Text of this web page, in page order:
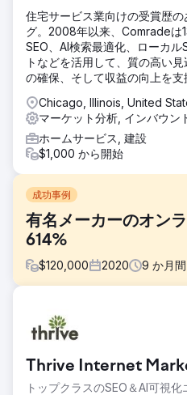
住宅サービス業向けの受賞歴
グ。2008年以来、Comradeは
SEO、AI検索最適化、ローカ
トなどを活用して、質の高い
の確保、そして収益の向上を支
Chicago, Illinois, United
マーケット分析, インバウン
ホームサービス, 建設
$1,000 から開始
成功事例
有名メーカーのオン
614%
$120,000 2020 9 か月間
2020 年初頭、ある有名なス
努力にもかかわらず、オンラ
人、月間収益は 162,318.92 ド
とき、同社は当社と提携しま
Thrive Internet
トップクラスのSEO＆AI可視